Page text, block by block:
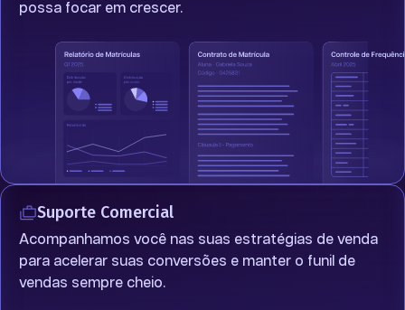
possa focar em crescer.
Suporte Comercial
Acompanhamos você nas suas estratégias de venda
para acelerar suas conversões e manter o funil de
vendas sempre cheio.